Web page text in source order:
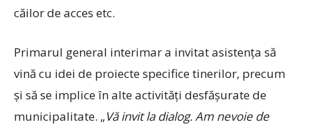
căilor de acces etc.
Primarul general interimar a invitat asistența să
vină cu idei de proiecte specifice tinerilor, precum
și să se implice în alte activități desfășurate de
municipalitate. „Vă invit la dialog. Am nevoie de